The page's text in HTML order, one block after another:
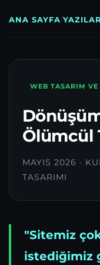
ANA SAYFA/YAZILAR
WEB TASARIM VE
Ölümcül
MAYIS 2026 ·
TASARIMI
"Sitemiz
istediğimiz